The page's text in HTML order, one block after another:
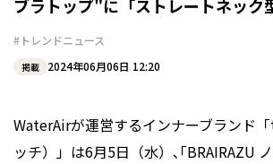
ブラトップ"に「ストレートネック
#トレンドニュース
掲載 2024年06月06日 12:20
WaterAirが運営するインナーブランド
ッチ）」は6月5日（水）､｢BRAIRAZU